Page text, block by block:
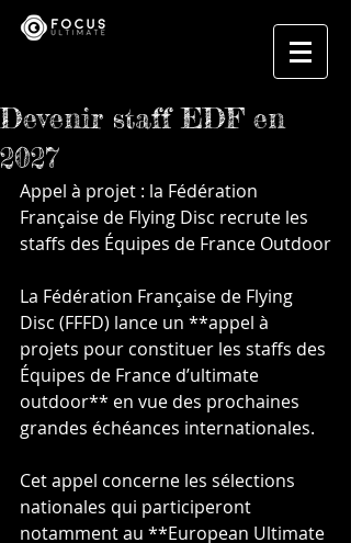
Devenir staff EDF en
2027
Appel à projet : la Fédération
Française de Flying Disc recrute les
staffs des Équipes de France Outdoor
La Fédération Française de Flying
Disc (FFFD) lance un **appel à
projets pour constituer les staffs des
Équipes de France d’ultimate
outdoor** en vue des prochaines
grandes échéances internationales.
Cet appel concerne les sélections
nationales qui participeront
notamment au **European Ultimate